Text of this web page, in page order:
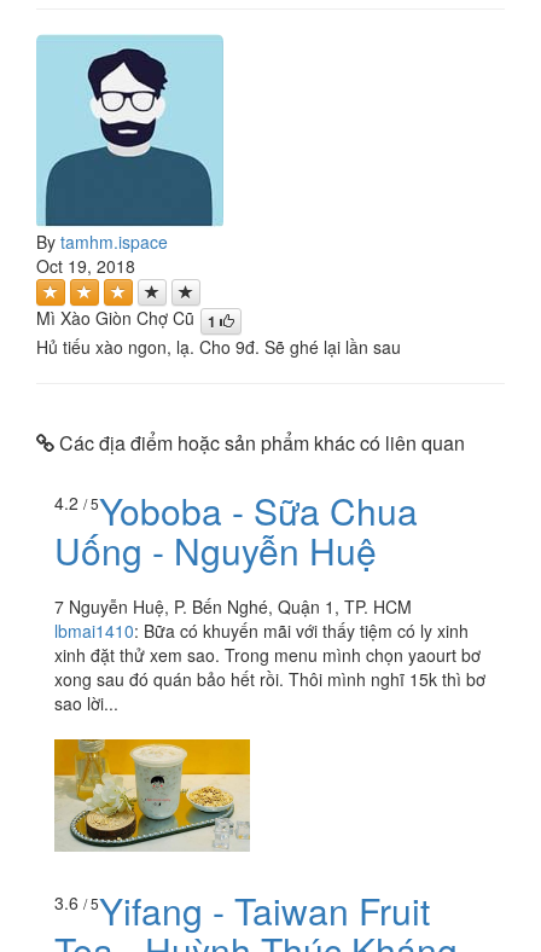
By tamhm.ispace
Oct 19, 2018
Mì Xào Giòn Chợ Cũ 1
Hủ tiếu xào ngon, lạ. Cho 9đ. Sẽ ghé lại lần sau
Các địa điểm hoặc sản phẩm khác có liên quan
4.2 / 5Yoboba - Sữa Chua
Uống - Nguyễn Huệ
7 Nguyễn Huệ, P. Bến Nghé, Quận 1, TP. HCM
lbmai1410: Bữa có khuyến mãi với thấy tiệm có ly xinh
xinh đặt thử xem sao. Trong menu mình chọn yaourt bơ
xong sau đó quán bảo hết rồi. Thôi mình nghĩ 15k thì bơ
sao lời...
3.6 / 5Yifang - Taiwan Fruit